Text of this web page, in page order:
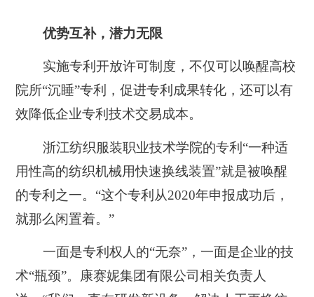
优势互补，潜力无限
实施专利开放许可制度，不仅可以唤醒高校
院所“沉睡”专利，促进专利成果转化，还可以有
效降低企业专利技术交易成本。
浙江纺织服装职业技术学院的专利“一种适
用性高的纺织机械用快速换线装置”就是被唤醒
的专利之一。“这个专利从2020年申报成功后，
就那么闲置着。”
一面是专利权人的“无奈”，一面是企业的技
术“瓶颈”。康赛妮集团有限公司相关负责人